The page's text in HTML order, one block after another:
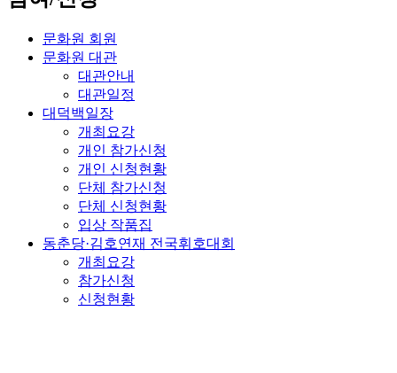
문화원 회원
문화원 대관
대관안내
대관일정
대덕백일장
개최요강
개인 참가신청
개인 신청현황
단체 참가신청
단체 신청현황
입상 작품집
동춘당·김호연재 전국휘호대회
개최요강
참가신청
신청현황